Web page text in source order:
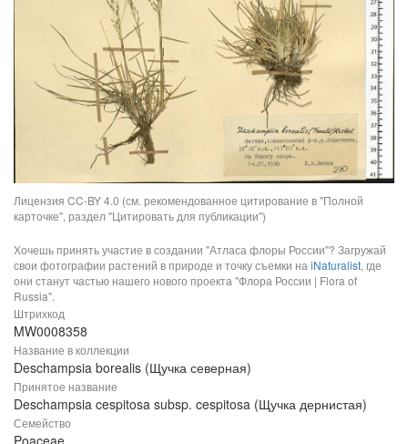
Лицензия CC-BY 4.0 (см. рекомендованное цитирование в "Полной
карточке", раздел "Цитировать для публикации")
Хочешь принять участие в создании "Атласа флоры России"? Загружай
свои фотографии растений в природе и точку съемки наiNaturalist, где
они станут частью нашего нового проекта "Флора России | Flora of
Russia".
Штрихкод
MW0008358
Название в коллекции
Deschampsia borealis (Щучка северная)
Принятое название
Deschampsia cespitosa subsp. cespitosa (Щучка дернистая)
Семейство